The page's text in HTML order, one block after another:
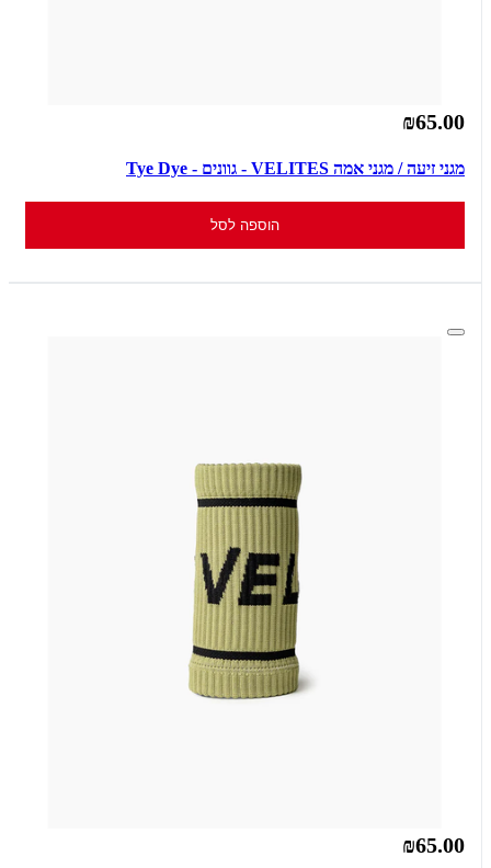
₪65.00
מגני זיעה / מגני אמה VELITES - גוונים - Tye Dye
הוספה לסל
₪65.00